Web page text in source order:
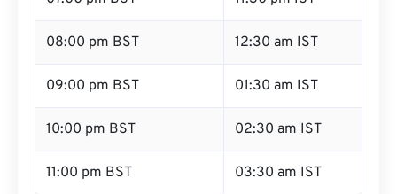
08:00 pm BST 12:30 am IST
09:00 pm BST 01:30 am IST
10:00 pm BST 02:30 am IST
11:00 pm BST 03:30 am IST